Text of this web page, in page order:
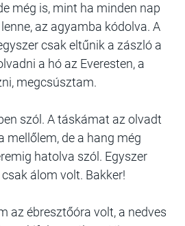
még is, mint ha minden nap
az agyamba kódolva. A
csak eltűnik a zászló a
a hó az Everesten, a
megcsúsztam.
szól. A táskámat az olvadt
mellőlem, de a hang még
hatolva szól. Egyszer
álom volt. Bakker!
az ébresztőóra volt, a nedves